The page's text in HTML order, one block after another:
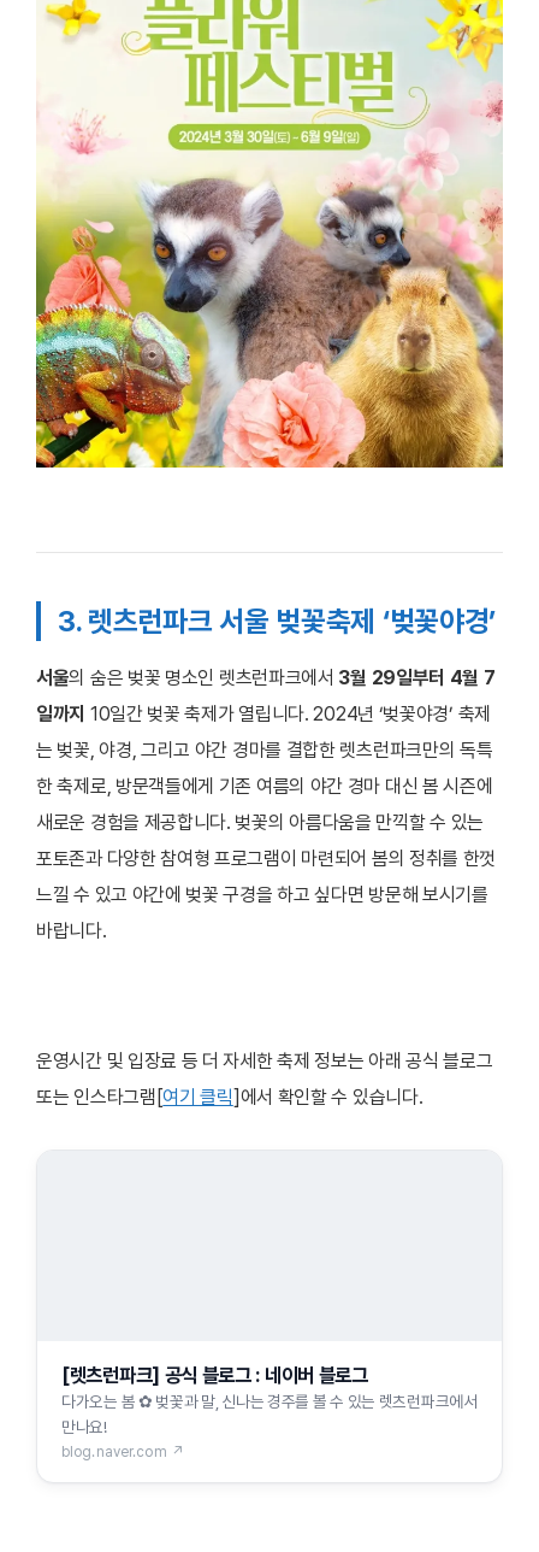
3. 렛츠런파크 서울 벚꽃축제 ‘벚꽃야경’
서울의 숨은 벚꽃 명소인 렛츠런파크에서 3월 29일부터 4월 7
일까지 10일간 벚꽃 축제가 열립니다. 2024년 ‘벚꽃야경’ 축제
는 벚꽃, 야경, 그리고 야간 경마를 결합한 렛츠런파크만의 독특
한 축제로, 방문객들에게 기존 여름의 야간 경마 대신 봄 시즌에
새로운 경험을 제공합니다. 벚꽃의 아름다움을 만끽할 수 있는
포토존과 다양한 참여형 프로그램이 마련되어 봄의 정취를 한껏
느낄 수 있고 야간에 벚꽃 구경을 하고 싶다면 방문해 보시기를
바랍니다.
운영시간 및 입장료 등 더 자세한 축제 정보는 아래 공식 블로그
또는 인스타그램[여기 클릭]에서 확인할 수 있습니다.
[렛츠런파크] 공식 블로그 : 네이버 블로그
다가오는 봄 ✿ 벚꽃과 말, 신나는 경주를 볼 수 있는 렛츠런파크에서
만나요!
blog.naver.com ↗